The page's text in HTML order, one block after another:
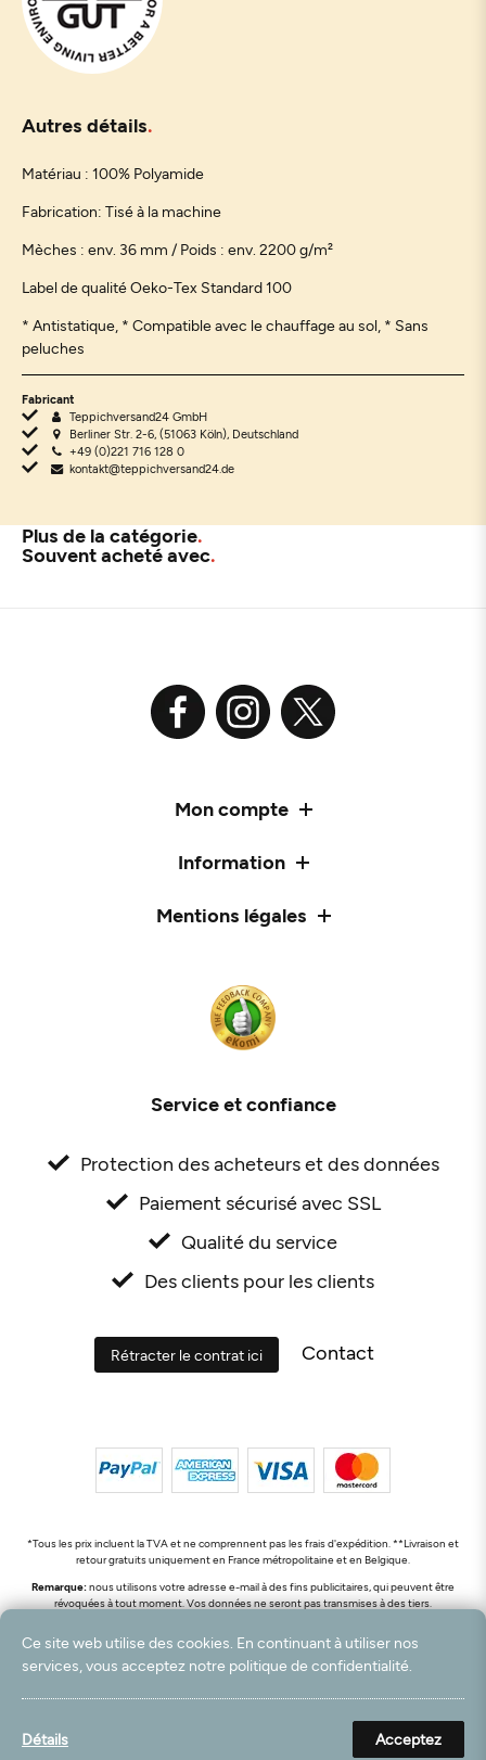
Autres détails
Matériau : 100% Polyamide
Fabrication: Tisé à la machine
Mèches : env. 36 mm / Poids : env. 2200 g/m²
Label de qualité Oeko-Tex Standard 100
* Antistatique, * Compatible avec le chauffage au sol, * Sans
peluches
Fabricant
Teppichversand24 GmbH
Berliner Str. 2-6, (51063 Köln), Deutschland
+49 (0)221 716 128 0
kontakt@teppichversand24.de
Plus de la catégorie
Souvent acheté avec
Mon compte
Information
Mentions légales
Service et confiance
Protection des acheteurs et des données
Paiement sécurisé avec SSL
Qualité du service
Des clients pour les clients
Rétracter le contrat ici Contact
*Tous les prix incluent la TVA et ne comprennent pas les frais d'expédition. **Livraison et
retour gratuits uniquement en France métropolitaine et en Belgique.
Remarque:nous utilisons votre adresse e-mail à des fins publicitaires, qui peuvent être
révoquées à tout moment. Vos données ne seront pas transmises à des tiers.
createyourtemplate
Ce site web utilise des cookies. En continuant à utiliser nos
services, vous acceptez notre politique de confidentialité.
Détails Acceptez